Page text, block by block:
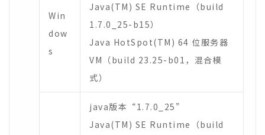
Win
dow
s
Java(TM) SE Runtime（build
1.7.0_25-b15）
Java HotSpot(TM) 64 位服务器
VM（build 23.25-b01，混合模
式）
java版本“1.7.0_25”
Java(TM) SE Runtime（build